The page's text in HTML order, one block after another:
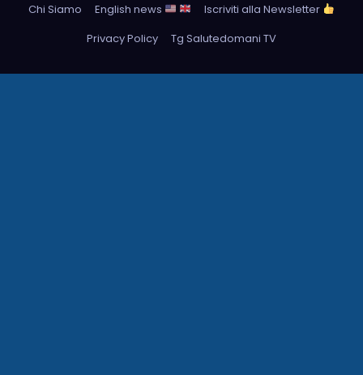
Chi Siamo
English news
Iscriviti alla Newsletter
Privacy Policy
Tg Salutedomani TV